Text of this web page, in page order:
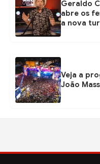
Geraldo
abre os
a nova
Veja a
João